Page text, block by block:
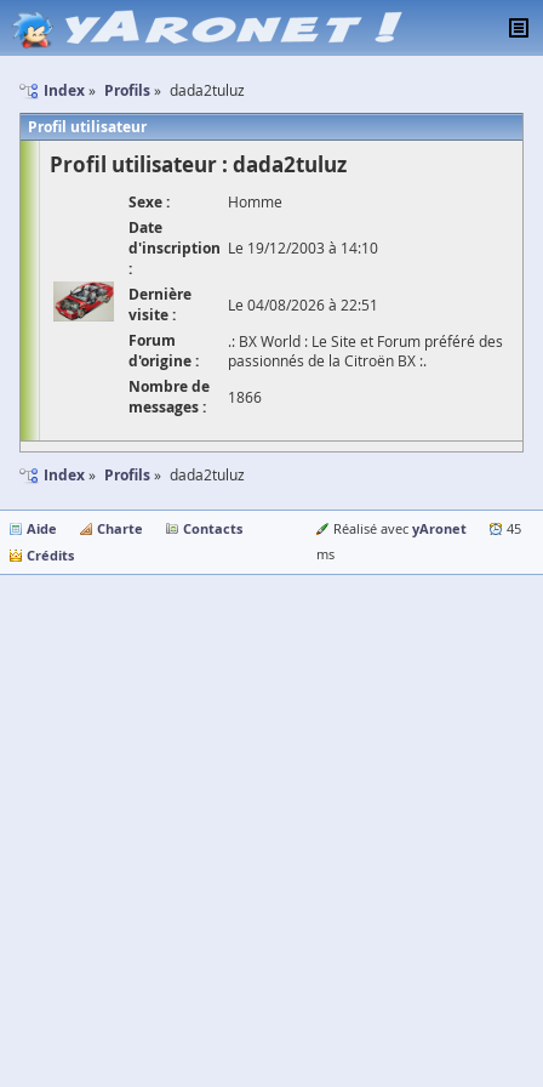
Index Profils dada2tuluz
Profil utilisateur
Profil utilisateur : dada2tuluz
Sexe : Homme
Date
d'inscription
:
Le 19/12/2003 à 14:10
Dernière
visite :
Le 04/08/2026 à 22:51
Forum
d'origine :
.: BX World : Le Site et Forum préféré des
passionnés de la Citroën BX :.
Nombre de
messages :
1866
Index Profils dada2tuluz
Aide Charte
Contacts
Crédits
Réalisé avec yAronet
45
ms